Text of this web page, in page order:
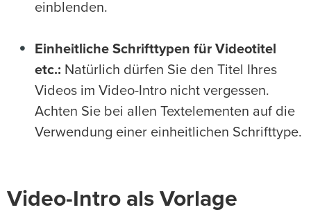
einblenden.
Einheitliche Schrifttypen für Videotitel
etc.: Natürlich dürfen Sie den Titel Ihres
Videos im Video-Intro nicht vergessen.
Achten Sie bei allen Textelementen auf die
Verwendung einer einheitlichen Schrifttype.
Video-Intro als Vorlage